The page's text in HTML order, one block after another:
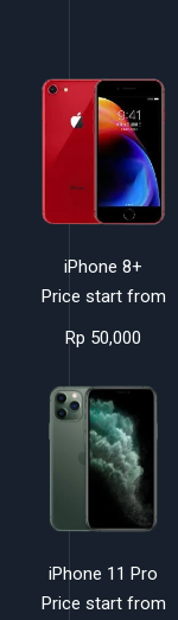
iPhone 8+
Price start from
Rp 50,000
iPhone 11 Pro
Price start from